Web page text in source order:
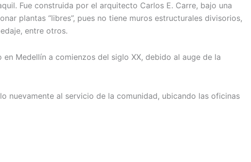
Fue construida por el arquitecto Carlos E. Carre, bajo una
plantas “libres”, pues no tiene muros estructurales divisorios,
entre otros.
Medellín a comienzos del siglo XX, debido al auge de la
nuevamente al servicio de la comunidad, ubicando las oficinas